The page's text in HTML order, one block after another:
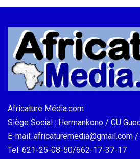
Africature Média.com
Siège Social : Hermankono / CU
E-mail: africaturemedia@gmail.com
Tel: 621-25-08-50/662-17-37-17